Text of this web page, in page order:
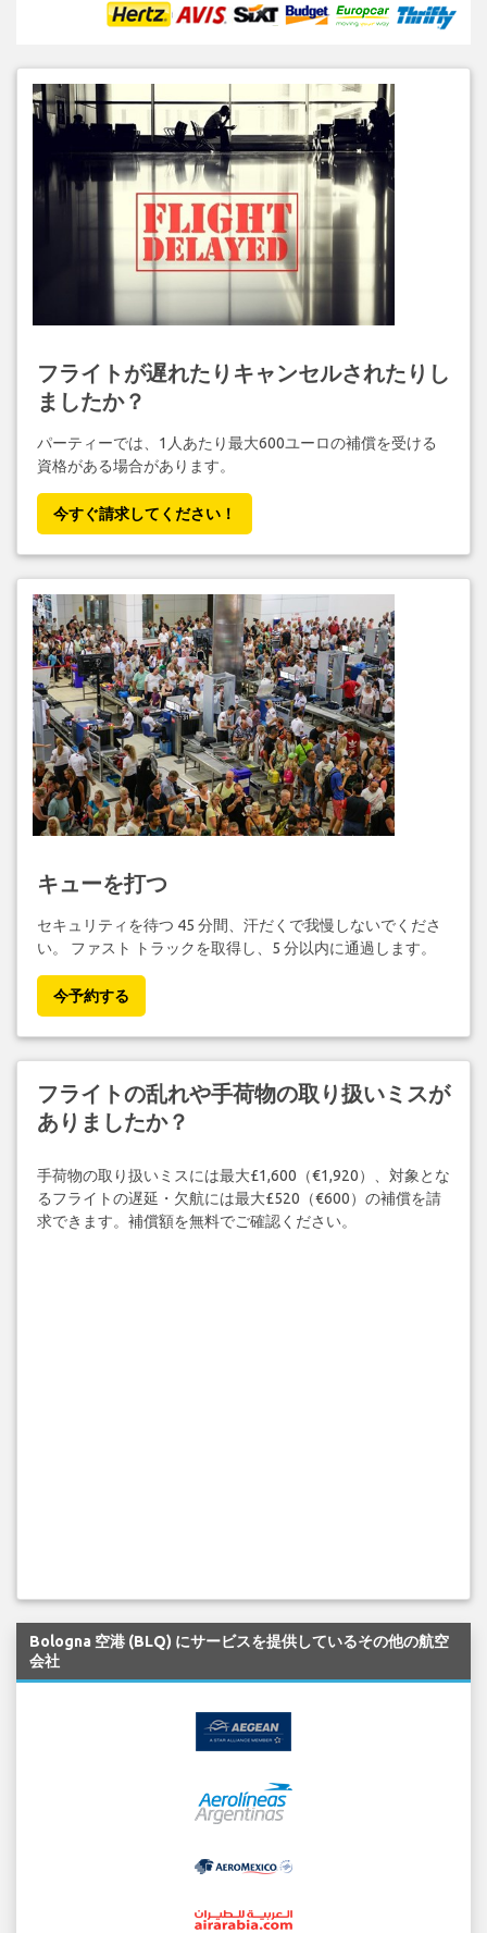
フライトが遅れたりキャンセルされたりし
ましたか？
パーティーでは、1人あたり最大600ユーロの補償を受ける
資格がある場合があります。
今すぐ請求してください！
キューを打つ
セキュリティを待つ 45 分間、汗だくで我慢しないでくださ
い。 ファスト トラックを取得し、5 分以内に通過します。
今予約する
フライトの乱れや手荷物の取り扱いミスが
ありましたか？
手荷物の取り扱いミスには最大£1,600（€1,920）、対象とな
るフライトの遅延・欠航には最大£520（€600）の補償を請
求できます。補償額を無料でご確認ください。
Bologna 空港 (BLQ) にサービスを提供しているその他の航空
会社